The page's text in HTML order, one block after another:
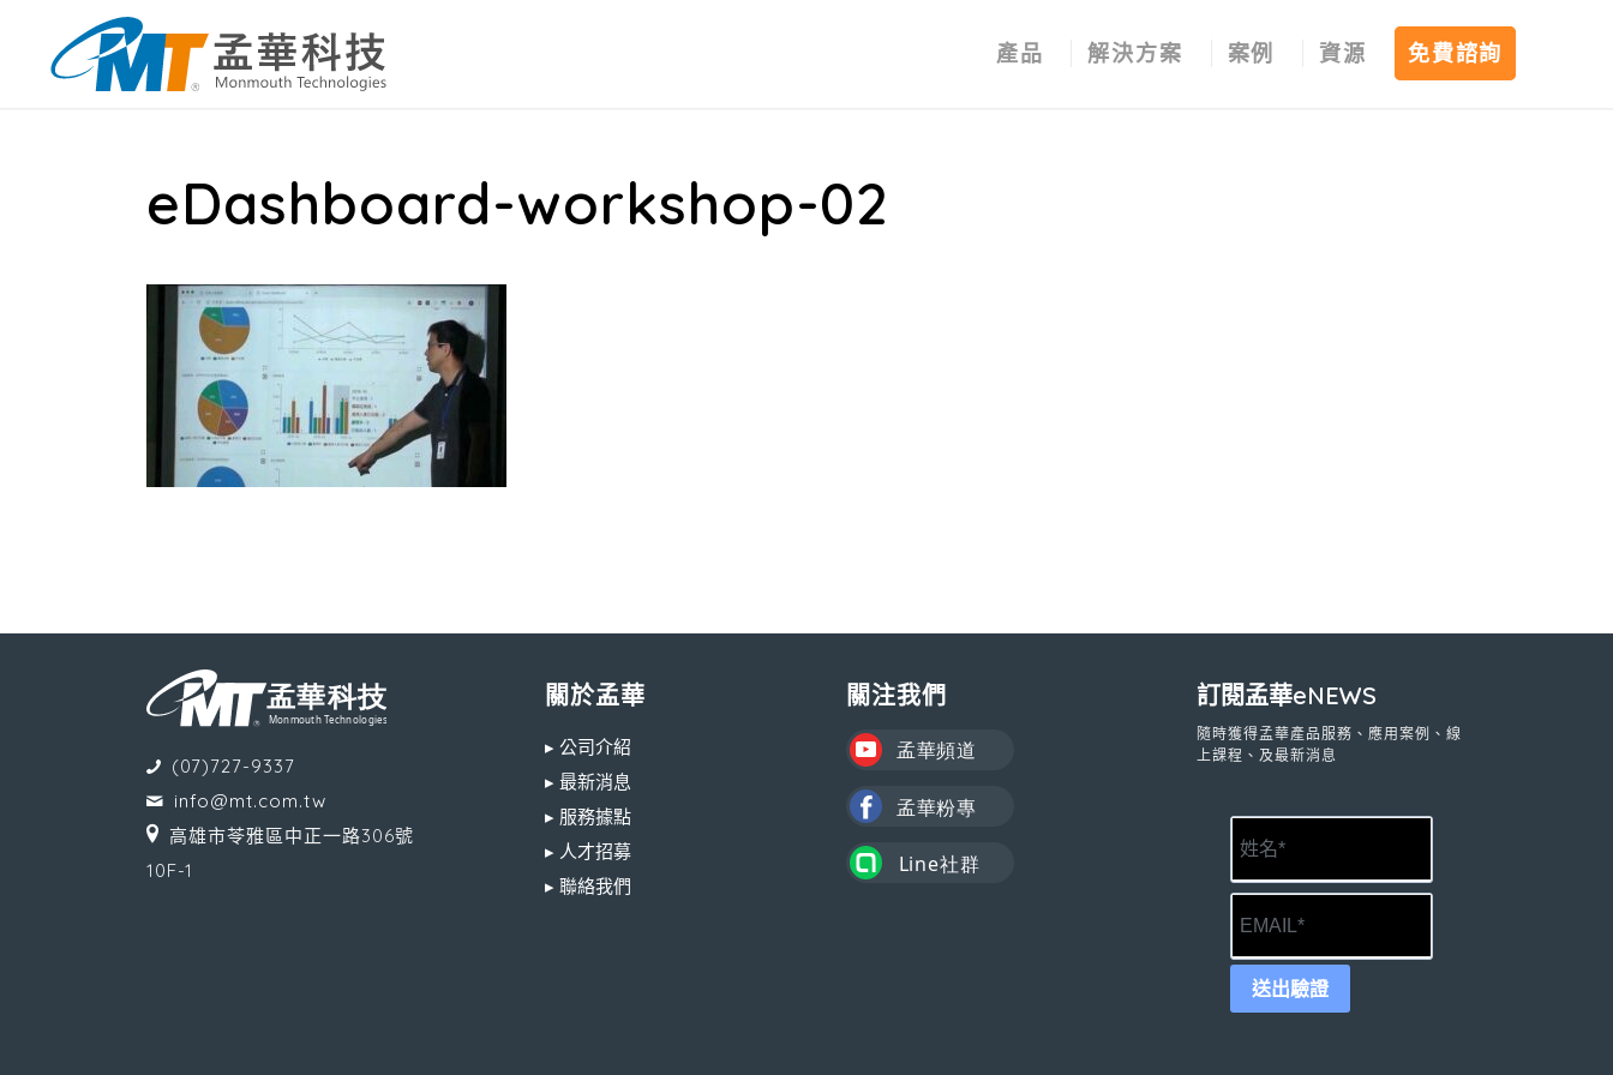
產品 解決方案 案例 資源 免費諮詢
eDashboard-workshop-02
(07)727-9337
info@mt.com.tw
高雄市苓雅區中正一路306號
10F-1
關於孟華
▸ 公司介紹
▸ 最新消息
▸ 服務據點
▸ 人才招募
▸ 聯絡我們
關注我們 訂閱孟華eNEWS
隨時獲得孟華產品服務、應用案例、線
上課程、及最新消息
送出驗證